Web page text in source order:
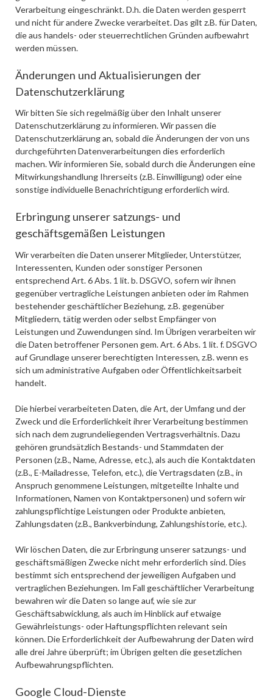
Verarbeitung eingeschränkt. D.h. die Daten werden gesperrt
und nicht für andere Zwecke verarbeitet. Das gilt z.B. für Daten,
die aus handels- oder steuerrechtlichen Gründen aufbewahrt
werden müssen.
Änderungen und Aktualisierungen der
Datenschutzerklärung
Wir bitten Sie sich regelmäßig über den Inhalt unserer
Datenschutzerklärung zu informieren. Wir passen die
Datenschutzerklärung an, sobald die Änderungen der von uns
durchgeführten Datenverarbeitungen dies erforderlich
machen. Wir informieren Sie, sobald durch die Änderungen eine
Mitwirkungshandlung Ihrerseits (z.B. Einwilligung) oder eine
sonstige individuelle Benachrichtigung erforderlich wird.
Erbringung unserer satzungs- und
geschäftsgemäßen Leistungen
Wir verarbeiten die Daten unserer Mitglieder, Unterstützer,
Interessenten, Kunden oder sonstiger Personen
entsprechend Art. 6 Abs. 1 lit. b. DSGVO, sofern wir ihnen
gegenüber vertragliche Leistungen anbieten oder im Rahmen
bestehender geschäftlicher Beziehung, z.B. gegenüber
Mitgliedern, tätig werden oder selbst Empfänger von
Leistungen und Zuwendungen sind. Im Übrigen verarbeiten wir
die Daten betroffener Personen gem. Art. 6 Abs. 1 lit. f. DSGVO
auf Grundlage unserer berechtigten Interessen, z.B. wenn es
sich um administrative Aufgaben oder Öffentlichkeitsarbeit
handelt.
Die hierbei verarbeiteten Daten, die Art, der Umfang und der
Zweck und die Erforderlichkeit ihrer Verarbeitung bestimmen
sich nach dem zugrundeliegenden Vertragsverhältnis. Dazu
gehören grundsätzlich Bestands- und Stammdaten der
Personen (z.B., Name, Adresse, etc.), als auch die Kontaktdaten
(z.B., E-Mailadresse, Telefon, etc.), die Vertragsdaten (z.B., in
Anspruch genommene Leistungen, mitgeteilte Inhalte und
Informationen, Namen von Kontaktpersonen) und sofern wir
zahlungspflichtige Leistungen oder Produkte anbieten,
Zahlungsdaten (z.B., Bankverbindung, Zahlungshistorie, etc.).
Wir löschen Daten, die zur Erbringung unserer satzungs- und
geschäftsmäßigen Zwecke nicht mehr erforderlich sind. Dies
bestimmt sich entsprechend der jeweiligen Aufgaben und
vertraglichen Beziehungen. Im Fall geschäftlicher Verarbeitung
bewahren wir die Daten so lange auf, wie sie zur
Geschäftsabwicklung, als auch im Hinblick auf etwaige
Gewährleistungs- oder Haftungspflichten relevant sein
können. Die Erforderlichkeit der Aufbewahrung der Daten wird
alle drei Jahre überprüft; im Übrigen gelten die gesetzlichen
Aufbewahrungspflichten.
Google Cloud-Dienste